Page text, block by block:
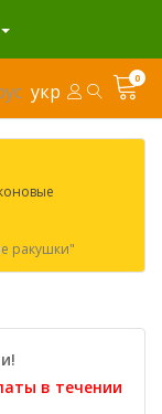
укр
0
ракушки"
в течении